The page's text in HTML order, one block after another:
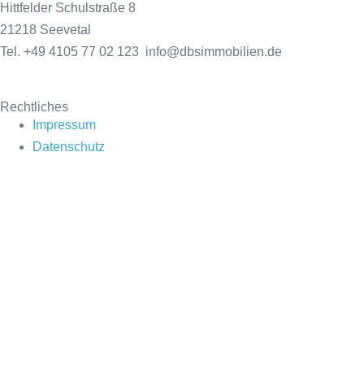
Hittfelder Schulstraße 8
21218 Seevetal
Tel. +49 4105 77 02 123 info@dbsimmobilien.de
Rechtliches
Impressum
Datenschutz